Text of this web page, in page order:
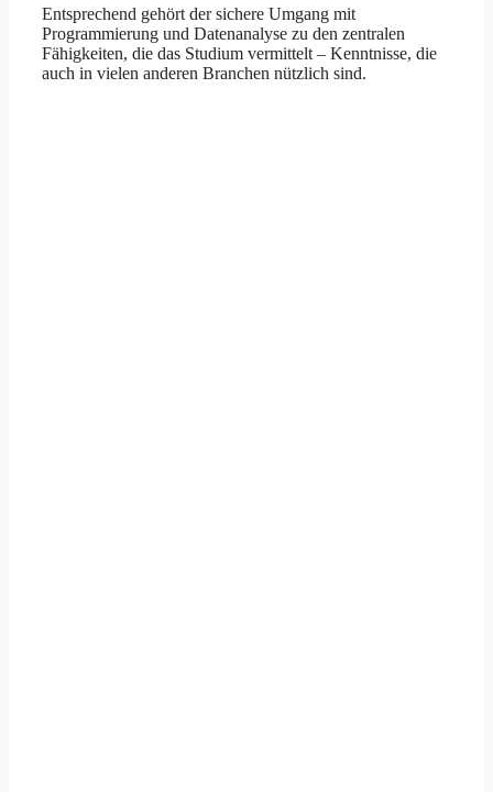
Entsprechend gehört der sichere Umgang mit
Programmierung und Datenanalyse zu den zentralen
Fähigkeiten, die das Studium vermittelt – Kenntnisse, die
auch in vielen anderen Branchen nützlich sind.